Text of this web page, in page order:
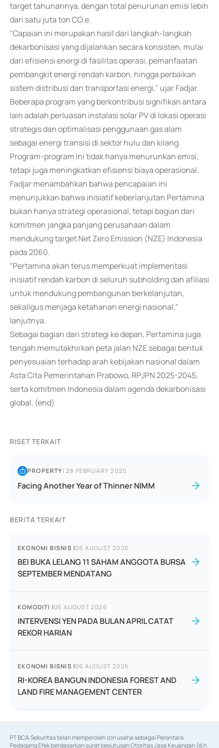
target tahunannya, dengan total penurunan emisi lebih
dari satu juta ton CO.e.
"Capaian ini merupakan hasil dari langkah-langkah
dekarbonisasi yang dijalankan secara konsisten, mulai
dari efisiensi energi di fasilitas operasi, pemanfaatan
pembangkit energi rendah karbon, hingga perbaikan
sistem distribusi dan transportasi energi," ujar Fadjar.
Beberapa program yang berkontribusi signifikan antara
lain adalah perluasan instalasi solar PV di lokasi operasi
strategis dan optimalisasi penggunaan gas alam
sebagai energi transisi di sektor hulu dan kilang.
Program-program ini tidak hanya menurunkan emisi,
tetapi juga meningkatkan efisiensi biaya operasional.
Fadjar menambahkan bahwa pencapaian ini
menunjukkan bahwa inisiatif keberlanjutan Pertamina
bukan hanya strategi operasional, tetapi bagian dari
komitmen jangka panjang perusahaan dalam
mendukung target Net Zero Emission (NZE) Indonesia
pada 2060.
"Pertamina akan terus memperkuat implementasi
inisiatif rendah karbon di seluruh subholding dan afiliasi
untuk mendukung pembangunan berkelanjutan,
sekaligus menjaga ketahanan energi nasional,"
lanjutnya.
Sebagai bagian dari strategi ke depan, Pertamina juga
tengah memutakhirkan peta jalan NZE sebagai bentuk
penyesuaian terhadap arah kebijakan nasional dalam
Asta Cita Pemerintahan Prabowo, RPJPN 2025-2045,
serta komitmen Indonesia dalam agenda dekarbonisasi
global. (end)
RISET TERKAIT
PROPERTY|28 FEBRUARY 2025
Facing Another Year of Thinner NIMM
BERITA TERKAIT
EKONOMI BISNIS |06 AUGUST 2026
BEI BUKA LELANG 11 SAHAM ANGGOTA BURSA
SEPTEMBER MENDATANG
KOMODITI |06 AUGUST 2026
INTERVENSI YEN PADA BULAN APRIL CATAT
REKOR HARIAN
EKONOMI BISNIS |06 AUGUST 2026
RI-KOREA BANGUN INDONESIA FOREST AND
LAND FIRE MANAGEMENT CENTER
PT BCA Sekuritas telah memperoleh izin usaha sebagai Perantara
Pedagang Efek berdasarkan surat keputusan Otoritas Jasa Keuangan (d.h